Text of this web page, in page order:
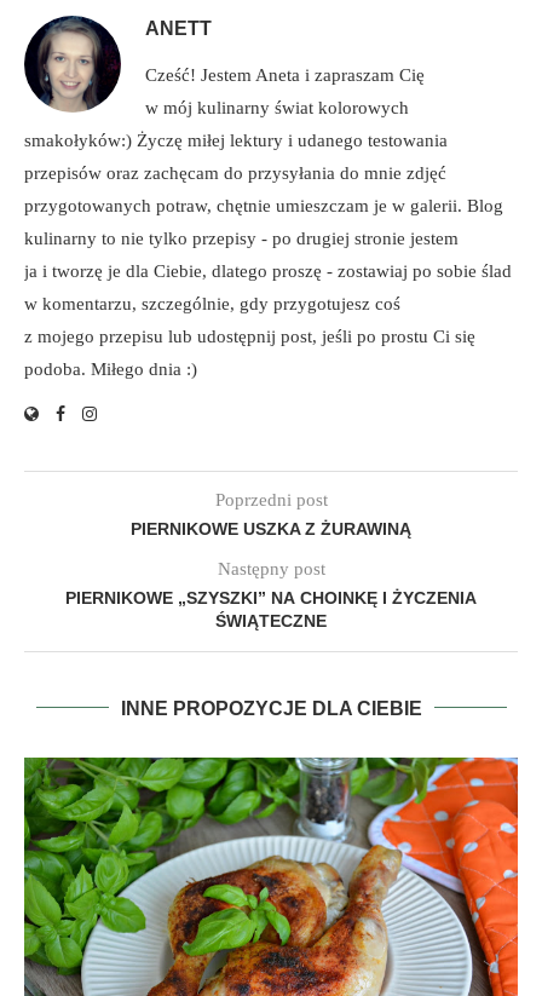
ANETT
Cześć! Jestem Aneta i zapraszam Cię
w mój kulinarny świat kolorowych
smakołyków:) Życzę miłej lektury i udanego testowania
przepisów oraz zachęcam do przysyłania do mnie zdjęć
przygotowanych potraw, chętnie umieszczam je w galerii. Blog
kulinarny to nie tylko przepisy - po drugiej stronie jestem
ja i tworzę je dla Ciebie, dlatego proszę - zostawiaj po sobie ślad
w komentarzu, szczególnie, gdy przygotujesz coś
z mojego przepisu lub udostępnij post, jeśli po prostu Ci się
podoba. Miłego dnia :)
Poprzedni post
PIERNIKOWE USZKA Z ŻURAWINĄ
Następny post
PIERNIKOWE „SZYSZKI” NA CHOINKĘ I ŻYCZENIA
ŚWIĄTECZNE
INNE PROPOZYCJE DLA CIEBIE